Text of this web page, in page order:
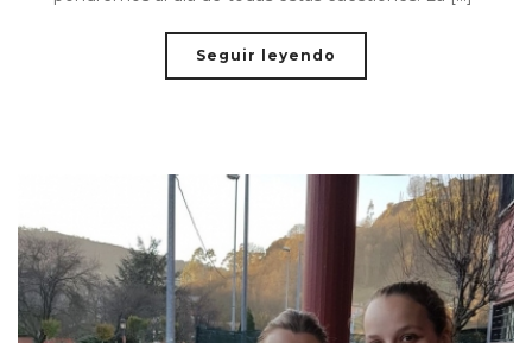
Seguir leyendo